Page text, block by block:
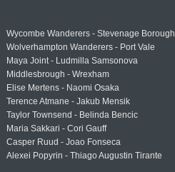
Wycombe Wanderers - Stevenage Borough
Wolverhampton Wanderers - Port Vale
Maya Joint - Ludmilla Samsonova
Middlesbrough - Wrexham
Elise Mertens - Naomi Osaka
Terence Atmane - Jakub Mensik
Taylor Townsend - Belinda Bencic
Maria Sakkari - Cori Gauff
Casper Ruud - Joao Fonseca
Alexei Popyrin - Thiago Augustin Tirante